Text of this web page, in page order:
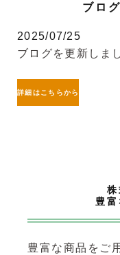
ブロ
2025/07/25
ブログを更新しま
詳細はこちらから
豊
豊富な商品をご